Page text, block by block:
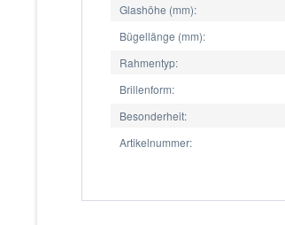
Glashöhe (mm):
Bügellänge (mm):
Rahmentyp:
Brillenform:
Besonderheit:
Artikelnummer: